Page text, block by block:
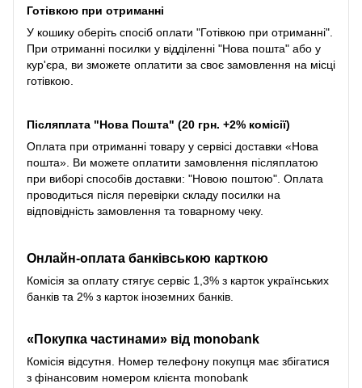
Готівкою при отриманні
У кошику оберіть спосіб оплати "Готівкою при отриманні".
При отриманні посилки у відділенні "Нова пошта" або у
кур'єра, ви зможете оплатити за своє замовлення на місці
готівкою.
Післяплата "Нова Пошта" (20 грн. +2% комісії)
Оплата при отриманні товару у сервісі доставки «Нова
пошта». Ви можете оплатити замовлення післяплатою
при виборі способів доставки: "Новою поштою". Оплата
проводиться після перевірки складу посилки на
відповідність замовлення та товарному чеку.
Онлайн-оплата банківською карткою
Комісія за оплату стягує сервіс 1,3% з карток українських
банків та 2% з карток іноземних банків.
«Покупка частинами» від monobank
Комісія відсутня. Номер телефону покупця має збігатися
з фінансовим номером клієнта monobank